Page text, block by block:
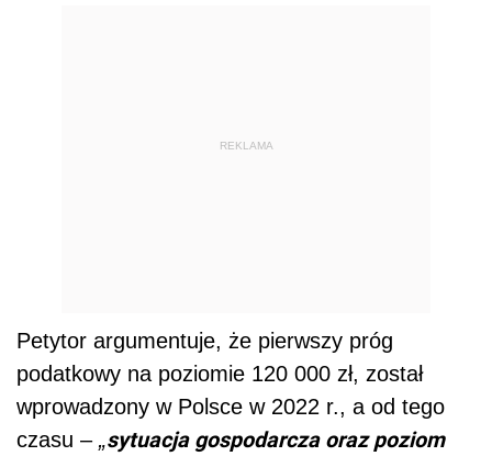
REKLAMA
Petytor argumentuje, że pierwszy próg
podatkowy na poziomie 120 000 zł, został
wprowadzony w Polsce w 2022 r., a od tego
czasu – „sytuacja gospodarcza oraz poziom